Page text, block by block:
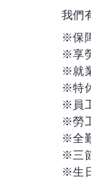
我們
※保
※享
※就
※特
※員
※勞
※全
※三
※生